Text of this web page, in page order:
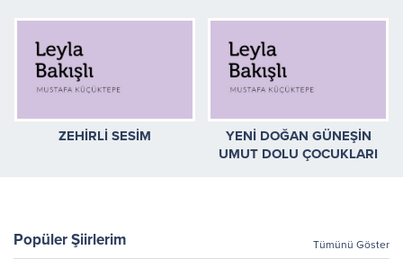
ZEHİRLİ SESİM
YENİ DOĞAN GÜNEŞİN
UMUT DOLU ÇOCUKLARI
Popüler Şiirlerim Tümünü Göster